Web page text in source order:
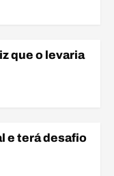
que o levaria
e terá desafio